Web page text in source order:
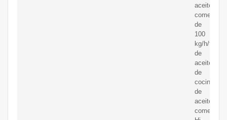
aceite
comercial
de
100
kg/h/filtro
de
aceite
de
cocina/
de
aceite
comestible